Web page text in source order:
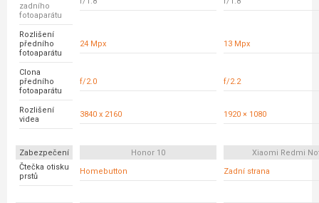
zadního
fotoaparátu
Rozlišení
předního
fotoaparátu
24 Mpx 13 Mpx
Clona
předního
fotoaparátu
f/2.0 f/2.2
Rozlišení
videa
3840 x 2160 1920 × 1080
Zabezpečení Honor 10
Xiaomi Redmi
Čtečka otisku
prstů
Homebutton Zadní strana